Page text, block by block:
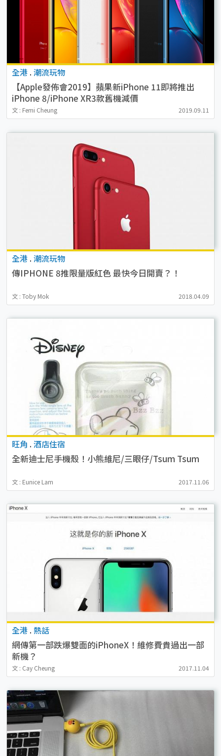
全港 . 潮流玩物
【Apple發佈會2019】蘋果新iPhone 11即將推出
iPhone 8/iPhone XR3款舊機減價
文 : Femi Cheung 2019.09.11
全港 . 潮流玩物
傳IPHONE 8推限量版紅色 最快今日開賣？！
文 : Toby Mok 2018.04.09
旺角 . 酒店住宿
全新迪士尼手機殼！小熊維尼/三眼仔/Tsum Tsum
文 : Eunice Lam 2017.11.06
全港 . 熱話
網傳第一部跌爆雙面的iPhoneX！維修費貴過出一部
新機？
文 : Cay Cheung 2017.11.04